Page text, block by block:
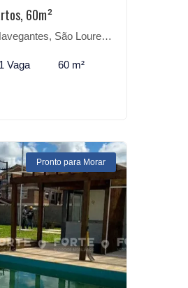
60m²
São Lourenço do Sul-RS
1 Vaga 60 m²
Pronto para Morar